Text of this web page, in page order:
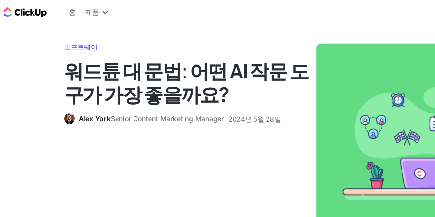
ClickUp 블로그
홈 제품
소프트웨어
워드튠 대 문법: 어떤 AI 작문 도
구가 가장 좋을까요?
Alex YorkSenior Content Marketing Manager 2024년 5월 28일